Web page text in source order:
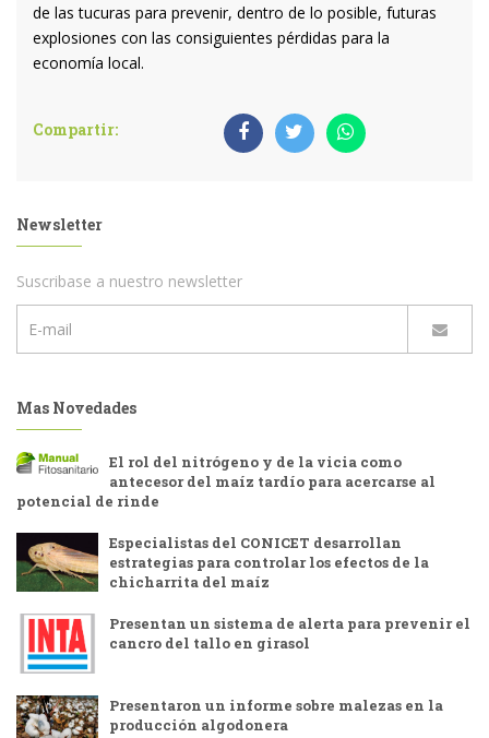
de las tucuras para prevenir, dentro de lo posible, futuras
explosiones con las consiguientes pérdidas para la
economía local.
Compartir:
Newsletter
Suscribase a nuestro newsletter
Mas Novedades
El rol del nitrógeno y de la vicia como
antecesor del maíz tardío para acercarse al
potencial de rinde
Especialistas del CONICET desarrollan
estrategias para controlar los efectos de la
chicharrita del maíz
Presentan un sistema de alerta para prevenir el
cancro del tallo en girasol
Presentaron un informe sobre malezas en la
producción algodonera